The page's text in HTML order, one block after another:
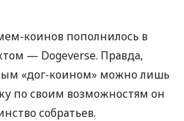
коинов пополнилось в
— Dogeverse. Правда,
«дог-коином» можно лишь
по своим возможностям он
собратьев.